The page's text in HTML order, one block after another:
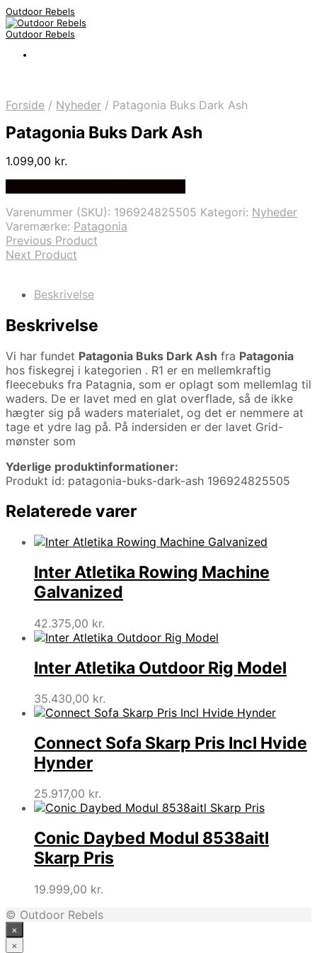
Outdoor Rebels
Outdoor Rebels
Forside / Nyheder / Patagonia Buks Dark Ash
Patagonia Buks Dark Ash
1.099,00 kr.
Varenummer (SKU): 196924825505 Kategori: Nyheder
Varemærke: Patagonia
Previous Product
Next Product
Beskrivelse
Beskrivelse
Vi har fundet Patagonia Buks Dark Ash fra Patagonia
hos fiskegrej i kategorien . R1 er en mellemkraftig
fleecebuks fra Patagnia, som er oplagt som mellemlag til
waders. De er lavet med en glat overflade, så de ikke
hægter sig på waders materialet, og det er nemmere at
tage et ydre lag på. På indersiden er der lavet Grid-
mønster som
Yderlige produktinformationer:
Produkt id: patagonia-buks-dark-ash 196924825505
Relaterede varer
Inter Atletika Rowing Machine
Galvanized
42.375,00 kr.
Inter Atletika Outdoor Rig Model
35.430,00 kr.
Connect Sofa Skarp Pris Incl Hvide
Hynder
25.917,00 kr.
Conic Daybed Modul 8538aitl
Skarp Pris
19.999,00 kr.
© Outdoor Rebels
×
×